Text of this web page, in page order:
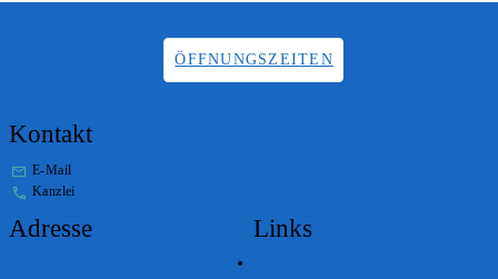
ÖFFNUNGSZEITEN
Kontakt
E-Mail
Kanzlei
Adresse Links